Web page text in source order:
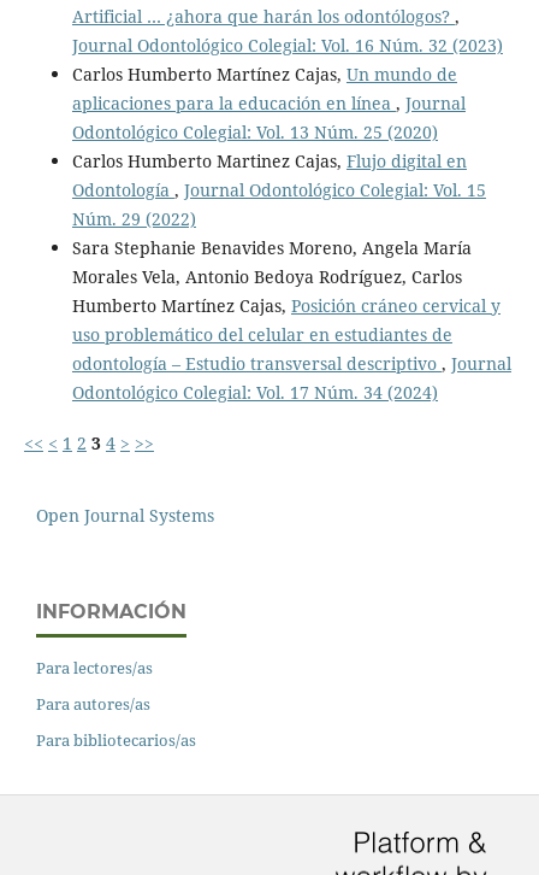
Artificial … ¿ahora que harán los odontólogos? ,
Journal Odontológico Colegial: Vol. 16 Núm. 32 (2023)
Carlos Humberto Martínez Cajas, Un mundo de
aplicaciones para la educación en línea , Journal
Odontológico Colegial: Vol. 13 Núm. 25 (2020)
Carlos Humberto Martinez Cajas, Flujo digital en
Odontología , Journal Odontológico Colegial: Vol. 15
Núm. 29 (2022)
Sara Stephanie Benavides Moreno, Angela María
Morales Vela, Antonio Bedoya Rodríguez, Carlos
Humberto Martínez Cajas, Posición cráneo cervical y
uso problemático del celular en estudiantes de
odontología – Estudio transversal descriptivo , Journal
Odontológico Colegial: Vol. 17 Núm. 34 (2024)
<< < 1 2 3 4 > >>
Open Journal Systems
INFORMACIÓN
Para lectores/as
Para autores/as
Para bibliotecarios/as